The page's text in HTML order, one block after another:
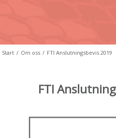
Start / Om oss / FTI Anslutningsbevis 2019
FTI